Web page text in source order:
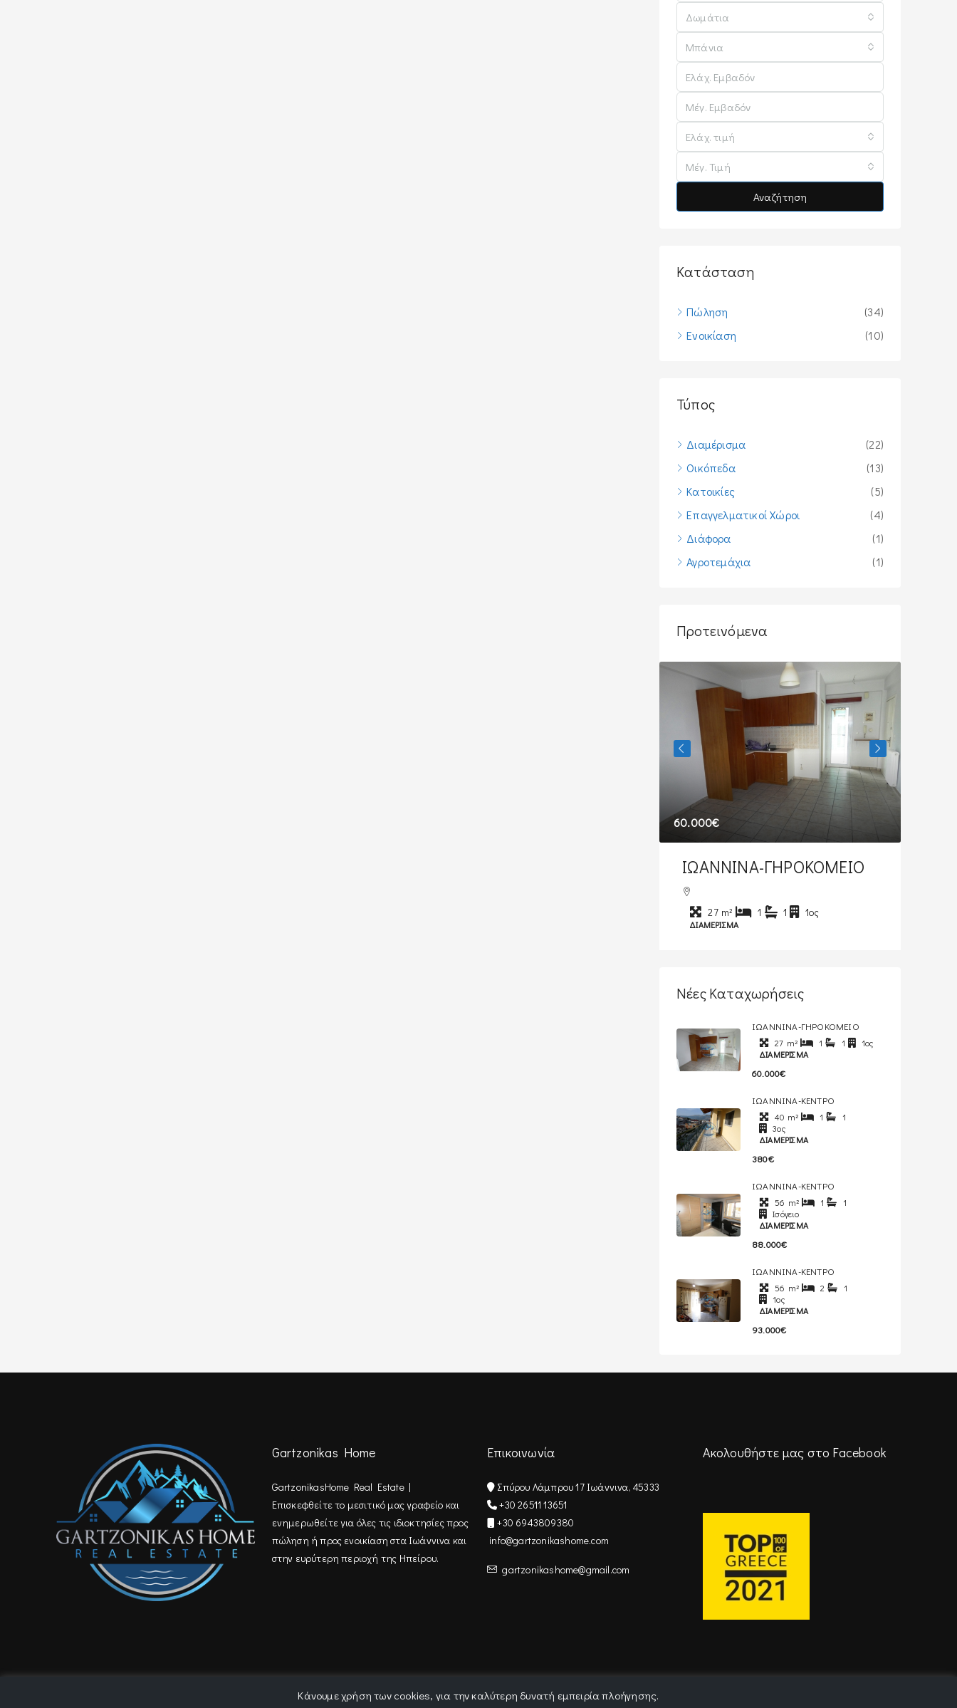
Δωμάτια
Μπάνια
Ελάχ. τιμή
Μέγ. Τιμή
Αναζήτηση
Κατάσταση
Πώληση
(34)
Ενοικίαση
(10)
Τύπος
Διαμέρισμα
(22)
Οικόπεδα
(13)
Κατοικίες
(5)
Επαγγελματικοί Χώροι
(4)
Διάφορα
(1)
Αγροτεμάχια
(1)
Προτεινόμενα
60.000€
ΙΩΑΝΝΙΝΑ-ΓΗΡΟΚΟΜΕΙΟ
27 m² 1 1 1ος
ΔΙΑΜΈΡΙΣΜΑ
Νέες Καταχωρήσεις
ΙΩΑΝΝΙΝΑ-ΓΗΡΟΚΟΜΕΙΟ
27 m² 1 1
1ος
ΔΙΑΜΈΡΙΣΜΑ
60.000€
ΙΩΑΝΝΙΝΑ-ΚΕΝΤΡΟ
40 m² 1
1
3ος
ΔΙΑΜΈΡΙΣΜΑ
380€
ΙΩΑΝΝΙΝΑ-ΚΕΝΤΡΟ
56 m² 1
1
Ισόγειο
ΔΙΑΜΈΡΙΣΜΑ
88.000€
ΙΩΑΝΝΙΝΑ-ΚΕΝΤΡΟ
56 m² 2
1
1ος
ΔΙΑΜΈΡΙΣΜΑ
93.000€
Gartzonikas Home
GartzonikasHome Real Estate |
Επισκεφθείτε τo μεσιτικό μας γραφείο και
ενημερωθείτε για όλες τις ιδιοκτησίες προς
πώληση ή προς ενοικίαση στα Ιωάννινα και
στην ευρύτερη περιοχή της Ηπείρου.
Επικοινωνία
Σπύρου Λάμπρου 17 Ιωάννινα, 45333
+30 26511 13651
+30 6943809380
info@gartzonikashome.com
gartzonikashome@gmail.com
Ακολουθήστε μας στο Facebook
Κάνουμε χρήση των cookies, για την καλύτερη δυνατή εμπειρία πλοήγησης.